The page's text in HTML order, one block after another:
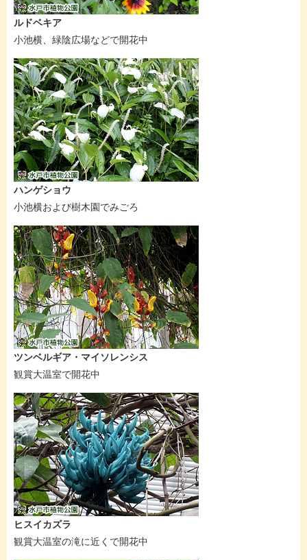
ルドベキア
小池横、緑陰広場などで開花中
ハンゲショウ
小池横および樹木園でみごろ
ツンベルギア・マイソレンシス
観賞大温室で開花中
ヒスイカズラ
観賞大温室の滝に近くで開花中